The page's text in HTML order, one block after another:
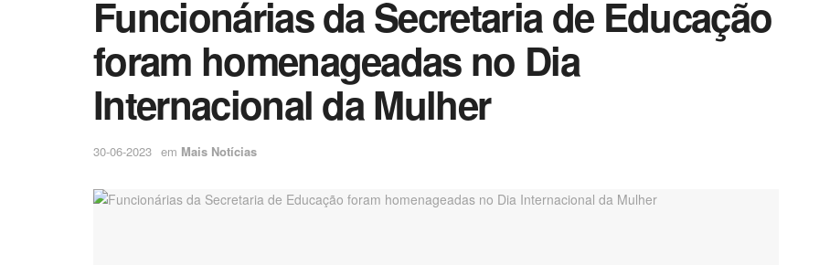
Funcionárias da Secretaria de Educação
foram homenageadas no Dia
Internacional da Mulher
30-06-2023 em Mais Notícias